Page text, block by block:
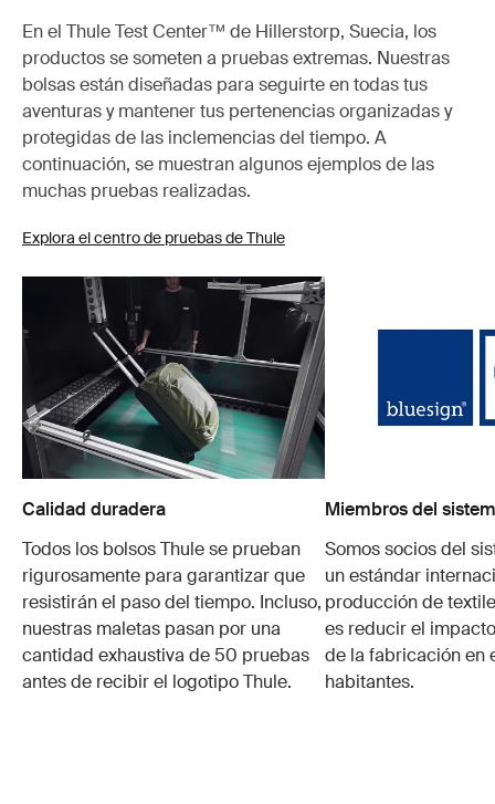
En el Thule Test Center™ de Hillerstorp, Suecia, los
productos se someten a pruebas extremas. Nuestras
bolsas están diseñadas para seguirte en todas tus
aventuras y mantener tus pertenencias organizadas y
protegidas de las inclemencias del tiempo. A
continuación, se muestran algunos ejemplos de las
muchas pruebas realizadas.
Explora el centro de pruebas de Thule
Calidad duradera
Todos los bolsos Thule se prueban
rigurosamente para garantizar que
resistirán el paso del tiempo. Incluso,
nuestras maletas pasan por una
cantidad exhaustiva de 50 pruebas
antes de recibir el logotipo Thule.
Miembros del
Somos socios del
un estándar
producción de
es reducir el
de la fabricación en
habitantes.